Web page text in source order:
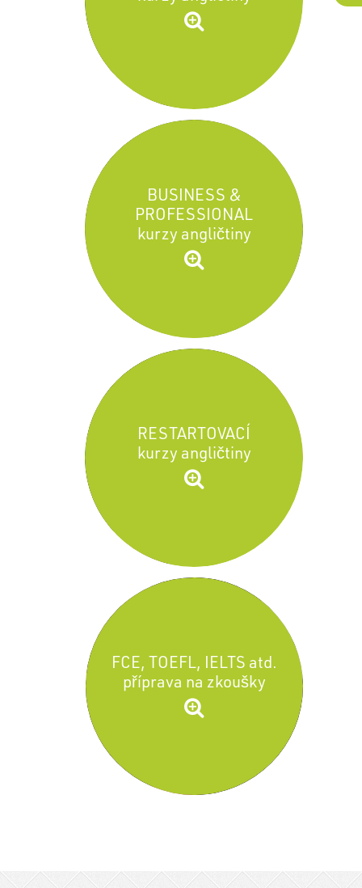
BUSINESS &
PROFESSIONAL
kurzy angličtiny
RESTARTOVACÍ
kurzy angličtiny
FCE, TOEFL, IELTS atd.
příprava na zkoušky